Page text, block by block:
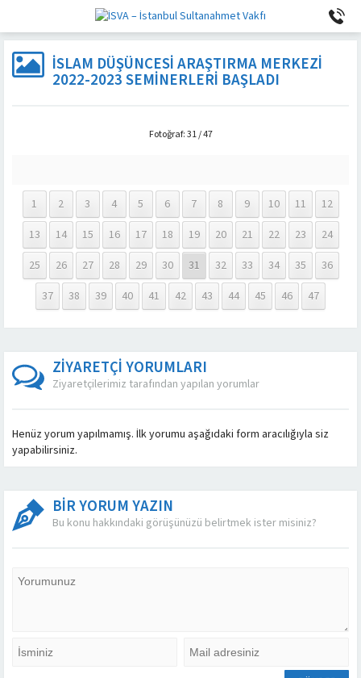
İSLAM DÜŞÜNCESI ARAŞTIRMA MERKEZI
2022-2023 SEMINERLERI BAŞLADI
Fotoğraf: 31 / 47
1 2 3 4 5 6 7 8 9 10 11
12
13
14 15 16 17 18 19 20 21 22 23
24
25
26 27 28 29 30 31 32 33 34 35
36
37
38 39 40 41 42 43 44 45 46 47
ZİYARETÇİ YORUMLARI
Ziyaretçilerimiz tarafından yapılan yorumlar
Henüz yorum yapılmamış. İlk yorumu aşağıdaki form aracılığıyla siz
yapabilirsiniz.
BİR YORUM YAZIN
Bu konu hakkındaki görüşünüzü belirtmek ister misiniz?